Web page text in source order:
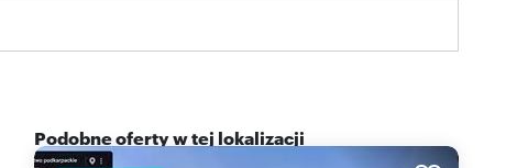
Podobne oferty w tej lokalizacji